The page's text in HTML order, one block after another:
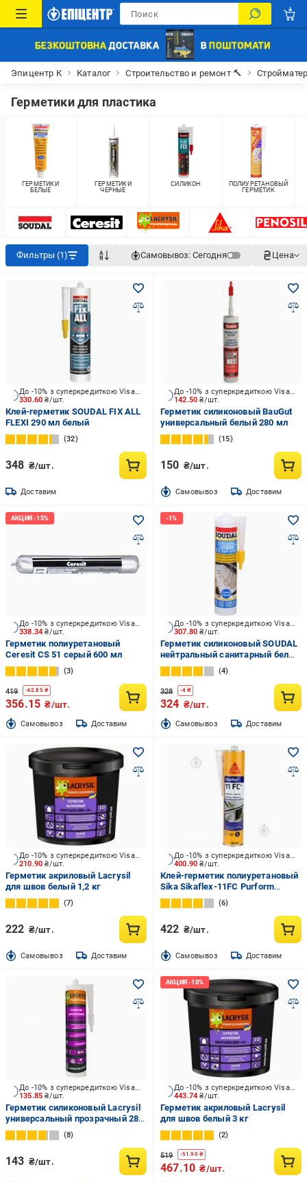
Эпицентр К Каталог Строительство и ремонт 🔨
Герметики для пластика
ГЕРМЕТИКИ
БЕЛЫЕ
ГЕРМЕТИКИ
ЧЕРНЫЕ
СИЛИКОН
ПОЛИУРЕТАНОВЫЙ
ГЕРМЕТИК
Фильтры (1) Самовывоз: Сегодня Цена
330.60₴/шт.
До -10% з суперкредиткою Visa Вигода
Клей-герметик SOUDAL FIX ALL
FLEXI 290 мл белый
32
348 ₴/шт.
Доставим
142.50₴/шт.
До -10% з суперкредиткою Visa Вигода
Герметик силиконовый BauGut
универсальный белый 280 мл
15
150 ₴/шт.
Cамовывоз Доставим
338.34₴/шт.
До -10% з суперкредиткою Visa Вигода
Герметик полиуретановый
Ceresit CS 51 серый 600 мл
3
419 -62.85₴
356.15 ₴/шт.
Cамовывоз Доставим
307.80₴/шт.
До -10% з суперкредиткою Visa Вигода
Герметик силиконовый SOUDAL
нейтральный санитарный белый
280 мл
4
328 -4₴
324 ₴/шт.
Cамовывоз Доставим
210.90₴/шт.
До -10% з суперкредиткою Visa Вигода
Герметик акриловый Lacrysil
для швов белый 1,2 кг
7
222 ₴/шт.
Cамовывоз Доставим
400.90₴/шт.
До -10% з суперкредиткою Visa Вигода
Клей-герметик полиуретановый
Sika Sikaflex-11FC Purform
серый 310 мл
6
422 ₴/шт.
Cамовывоз Доставим
135.85₴/шт.
До -10% з суперкредиткою Visa Вигода
Герметик силиконовый Lacrysil
универсальный прозрачный 280
мл
8
143 ₴/шт.
443.74₴/шт.
До -10% з суперкредиткою Visa Вигода
Герметик акриловый Lacrysil
для швов белый 3 кг
2
519 -51.90₴
467.10 ₴/шт.